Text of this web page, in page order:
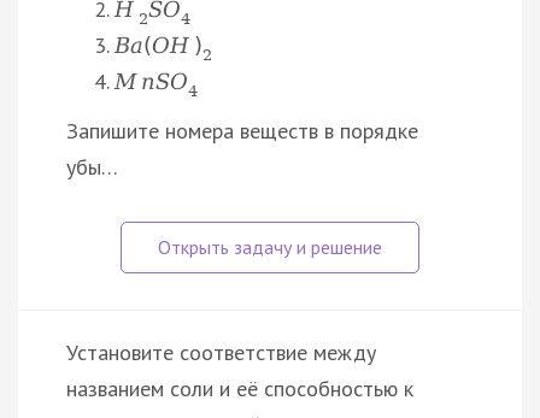
H 2SO4
Ba(OH )2
M nSO4
Запишите номера веществ в порядке
убы…
Установите соответствие между
названием соли и её способностью к